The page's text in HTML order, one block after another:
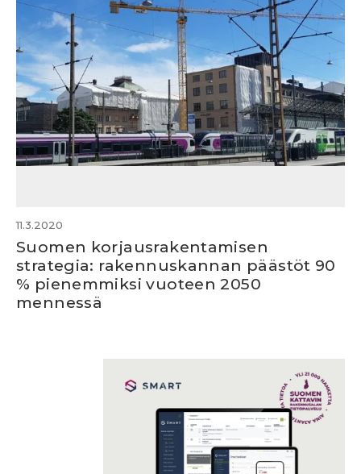
11.3.2020
Suomen korjausrakentamisen
strategia: rakennuskannan päästöt 90
% pienemmiksi vuoteen 2050
mennessä